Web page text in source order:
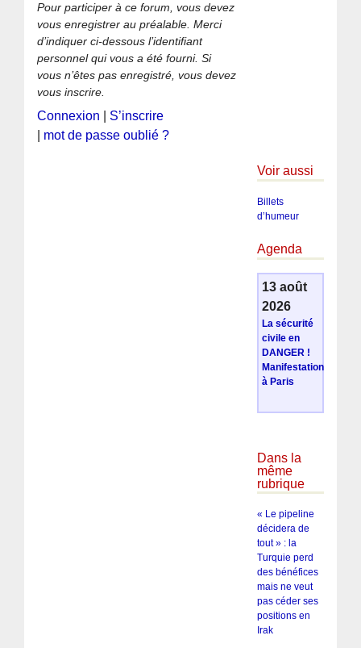
Pour participer à ce forum, vous devez
vous enregistrer au préalable. Merci
d’indiquer ci-dessous l’identifiant
personnel qui vous a été fourni. Si
vous n’êtes pas enregistré, vous devez
vous inscrire.
Connexion
S’inscrire
mot de passe oublié ?
Voir aussi
Billets
d’humeur
Agenda
13 août
2026
La sécurité
civile en
DANGER !
Manifestation
à Paris
Dans la
même
rubrique
« Le pipeline
décidera de
tout » : la
Turquie perd
des bénéfices
mais ne veut
pas céder ses
positions en
Irak